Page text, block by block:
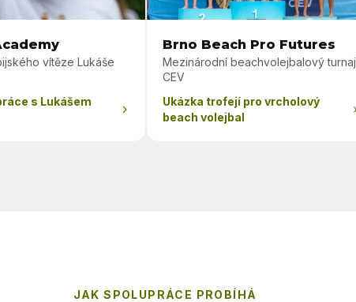
vítěze Lukáše
s Lukášem
Brno Beach Pro Futures
Mezinárodní beachvolejbalový turnaj
CEV
Ukázka trofejí pro vrcholový
beach volejbal
JAK SPOLUPRÁCE PROBÍHÁ